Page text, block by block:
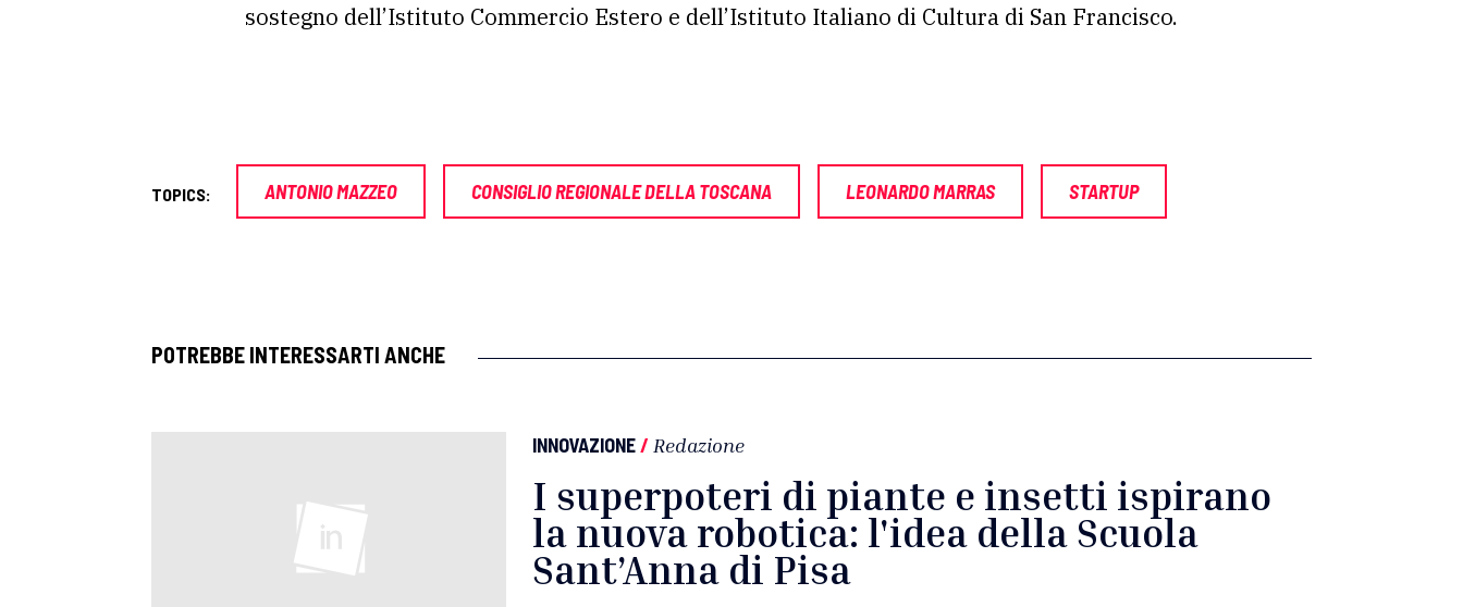
sostegno dell’Istituto Commercio Estero e dell’Istituto Italiano di Cultura di San Francisco.
TOPICS: ANTONIO MAZZEO CONSIGLIO REGIONALE DELLA TOSCANA LEONARDO MARRAS STARTUP
POTREBBE INTERESSARTI ANCHE
INNOVAZIONE/ Redazione
I superpoteri di piante e insetti ispirano
la nuova robotica: l'idea della Scuola
Sant’Anna di Pisa